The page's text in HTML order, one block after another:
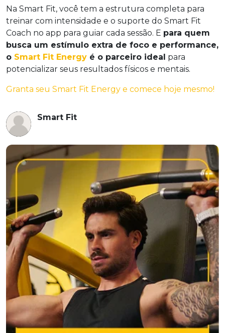
Na Smart Fit, você tem a estrutura completa para
treinar com intensidade e o suporte do Smart Fit
Coach no app para guiar cada sessão. E para quem
busca um estímulo extra de foco e performance,
o Smart Fit Energy é o parceiro ideal para
potencializar seus resultados físicos e mentais.
Granta seu Smart Fit Energy e comece hoje mesmo!
Smart Fit